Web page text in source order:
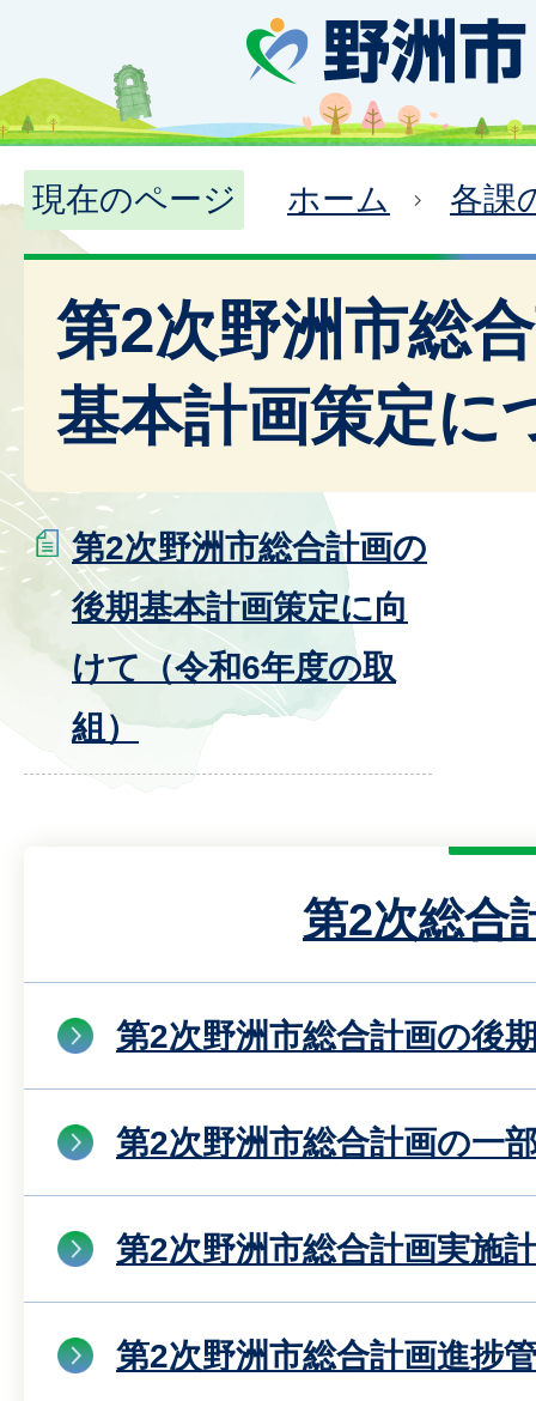
現在のページ ホーム 各課
第2次野洲市総
基本計画策定に
第2次野洲市総合計画の
後期基本計画策定に向
けて（令和6年度の取
組）
第2次総合
第2次野洲市総合計画の後
第2次野洲市総合計画の一
第2次野洲市総合計画実施
第2次野洲市総合計画進捗